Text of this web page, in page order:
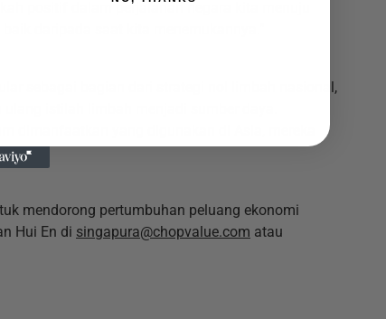
positif dalam perjalanan negara kita menuju
daripada saat kita menemukannya."
sebagai bagian dari strategi nol limbah nasional,
istilah limbah menjadi sumber daya.
dimanfaatkan yang digunakan di Asia, mereka
mendorong pertumbuhan peluang ekonomi
Hui En di singapura@chopvalue.com atau